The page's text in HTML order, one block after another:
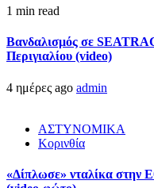
1 min read
Βανδαλισμός σε
Περιγιαλίου (video)
4 ημέρες ago admin
ΑΣΤΥΝΟΜΙΚΑ
Κορινθία
«Δίπλωσε» νταλίκα στην